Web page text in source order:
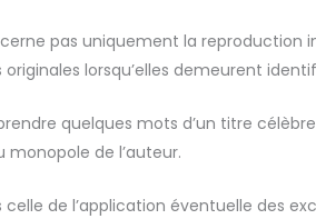
pas uniquement la reproduction
lorsqu’elles demeurent
quelques mots d’un titre
monopole de l’auteur.
de l’application éventuelle des